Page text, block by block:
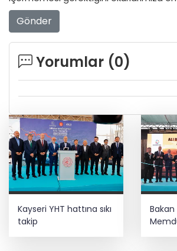
Gönder
Yorumlar (0)
Kayseri YHT hattına sıkı
takip